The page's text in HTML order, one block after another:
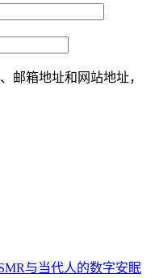
邮箱地址和网站地址，
与当代人的数字安眠